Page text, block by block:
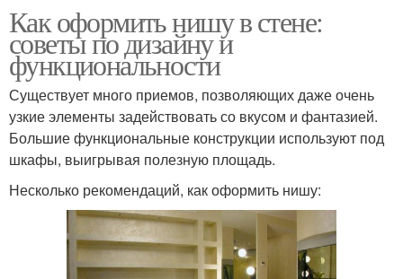
Как оформить нишу в стене:
советы по дизайну и
функциональности
Существует много приемов, позволяющих даже очень
узкие элементы задействовать со вкусом и фантазией.
Большие функциональные конструкции используют под
шкафы, выигрывая полезную площадь.
Несколько рекомендаций, как оформить нишу: